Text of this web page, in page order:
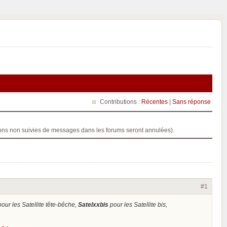
Contributions : Récentes | Sans réponse
non suivies de messages dans les forums seront annulées).
#1
les Satellite tête-bêche, Satelxxbis pour les Satellite bis,